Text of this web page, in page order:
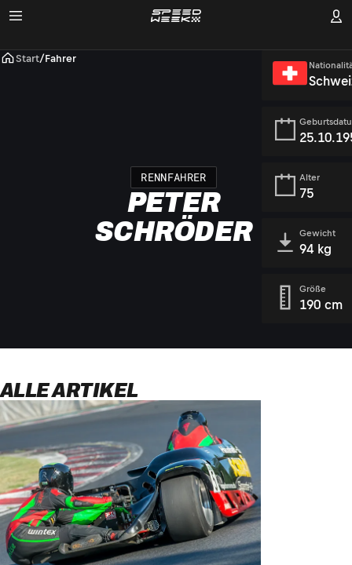
Start/Fahrer
RENNFAHRER
PETER
SCHRÖDER
Alter
75
Gewicht
94 kg
Größe
190 cm
ALLE ARTIKEL